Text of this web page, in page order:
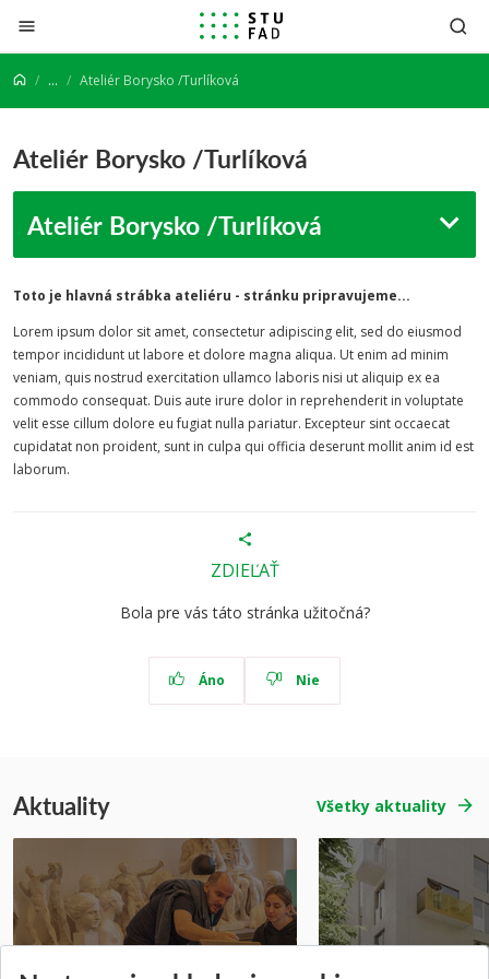
Prejsť na obsah
... Ateliér Borysko /Turlíková
Ateliér Borysko /Turlíková
Ateliér Borysko /Turlíková
Toto je hlavná strábka ateliéru - stránku pripravujeme...
Lorem ipsum dolor sit amet, consectetur adipiscing elit, sed do eiusmod
tempor incididunt ut labore et dolore magna aliqua. Ut enim ad minim
veniam, quis nostrud exercitation ullamco laboris nisi ut aliquip ex ea
commodo consequat. Duis aute irure dolor in reprehenderit in voluptate
velit esse cillum dolore eu fugiat nulla pariatur. Excepteur sint occaecat
cupidatat non proident, sunt in culpa qui officia deserunt mollit anim id est
laborum.
ZDIEĽAŤ
Bola pre vás táto stránka užitočná?
Áno Nie
Aktuality Všetky aktuality